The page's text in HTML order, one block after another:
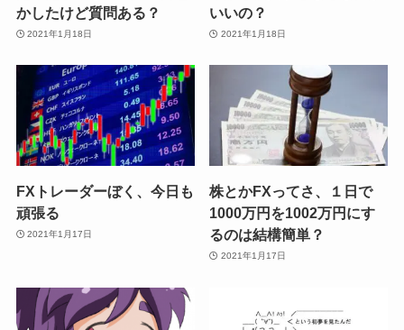
かしたけど質問ある？
2021年1月18日
いいの？
2021年1月18日
FXトレーダーぼく、今日も
頑張る
2021年1月17日
株とかFXってさ、１日で
1000万円を1002万円にす
るのは結構簡単？
2021年1月17日